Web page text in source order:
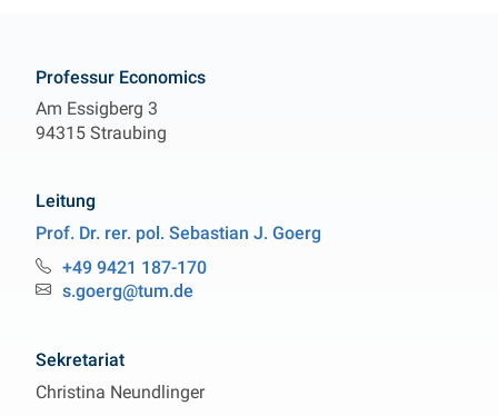
Professur Economics
Am Essigberg 3
94315 Straubing
Leitung
Prof. Dr. rer. pol. Sebastian J. Goerg
Professur Economics
Telefon:
+49 9421 187-170
Email:s.goerg@tum.de
Sekretariat
Christina Neundlinger